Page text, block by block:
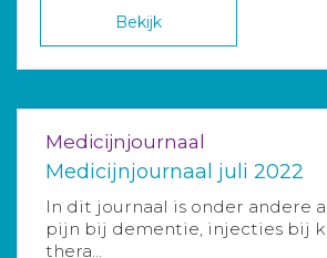
Bekijk
Medicijnjournaal
Medicijnjournaal juli 2022
In dit journaal is onder andere
pijn bij dementie, injecties bij
thera...